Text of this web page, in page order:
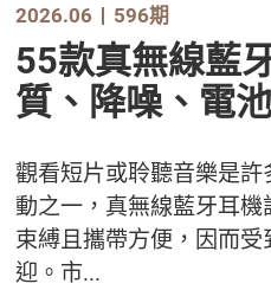
2026.06 596期
55款真無線藍
質、降噪、電
觀看短片或聆聽音樂是
動之一，真無線藍牙耳
束縛且攜帶方便，因而
迎。市...